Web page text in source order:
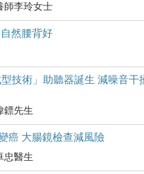
師李玲女士
然腰背好
技術」助聽器誕生 減噪音干
鏢先生
癌 大腸鏡檢查減風險
忠醫生